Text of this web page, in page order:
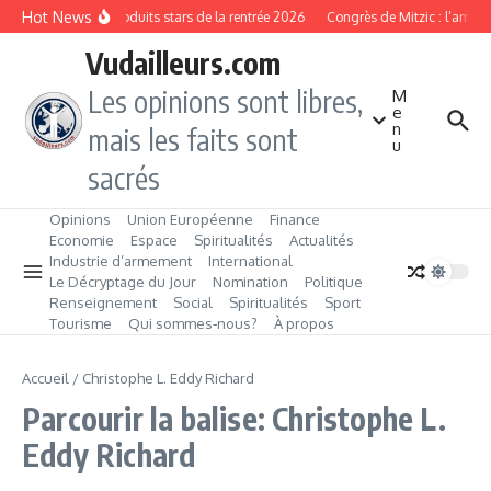
Aller au contenu
Hot NewsLes produits stars de la rentrée 2026 Congrès de Mitzic :
Vudailleurs.com
Les opinions sont libres,
mais les faits sont
sacrés
M
e
n
u
Opinions Union Européenne
Finance
Economie
Espace Spiritualités
Actualités
Industrie d’armement
International
Le Décryptage du Jour
Nomination
Politique
Renseignement
Social Spiritualités
Sport
Tourisme
Qui sommes‑nous? À propos
Accueil / Christophe L. Eddy Richard
Parcourir la balise: Christophe L.
Eddy Richard